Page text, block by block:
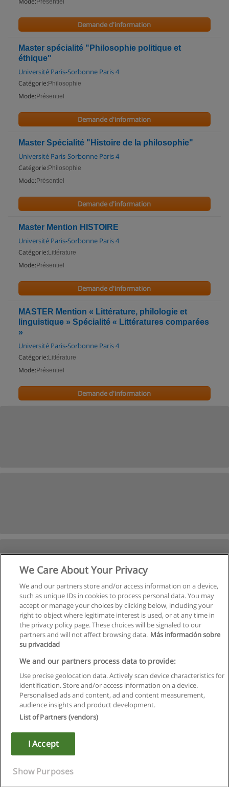
Présentiel
Demande d'information
Master spécialité "Philosophie politique et
éthique"
Université Paris-Sorbonne Paris 4
Catégorie: Philosophie
Mode: Présentiel
Demande d'information
Master Spécialité "Histoire de la philosophie"
Université Paris-Sorbonne Paris 4
Catégorie: Philosophie
Mode: Présentiel
Demande d'information
Master Mention HISTOIRE
Université Paris-Sorbonne Paris 4
Catégorie: Littérature
Mode: Présentiel
Demande d'information
MASTER Mention « Littérature, philologie et
linguistique » Spécialité « Littératures comparées
»
Université Paris-Sorbonne Paris 4
Catégorie: Littérature
Mode: Présentiel
Demande d'information
Précédent
Suivant
de23
Règles d'utilisation
Confidentialité des données
Copyright © Educaedu Business S.L. - CIF : B-95610580: -
We Care About Your Privacy
We and our partners store and/or access information on a device,
such as unique IDs in cookies to process personal data. You may
accept or manage your choices by clicking below, including your
right to object where legitimate interest is used, or at any time in
the privacy policy page. These choices will be signaled to our
partners and will not affect browsing data. Más información sobre
su privacidad
We and our partners process data to provide:
Use precise geolocation data. Actively scan device characteristics for
identification. Store and/or access information on a device.
Personalised ads and content, ad and content measurement,
audience insights and product development.
List of Partners (vendors)
I Accept
Show Purposes